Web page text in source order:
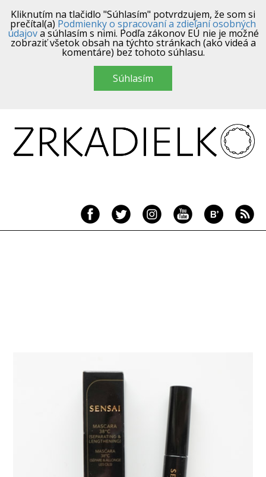
Kliknutím na tlačidlo "Súhlasím" potvrdzujem, že som si
prečítal(a) Podmienky o spracovaní a zdieľaní osobných
údajova súhlasím s nimi. Podľa zákonov EÚ nie je možné
zobraziť všetok obsah na týchto stránkach (ako videá a
komentáre) bez tohoto súhlasu.
Súhlasím